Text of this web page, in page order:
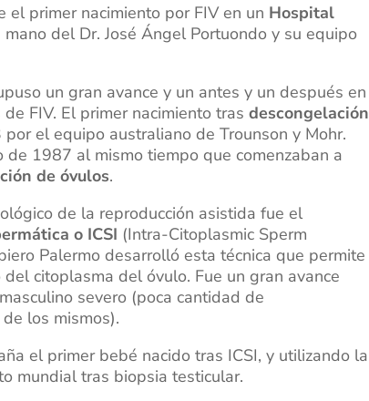
el primer nacimiento por FIV en un Hospital
del Dr. José Ángel Portuondo y su equipo
un gran avance y un antes y un después en
FIV. El primer nacimiento trasdescongelación
el equipo australiano de Trounson y Mohr.
de 1987 al mismo tiempo que comenzaban a
de óvulos.
de la reproducción asistida fue el
o ICSI (Intra-Citoplasmic Sperm
Palermo desarrolló esta técnica que permite
citoplasma del óvulo. Fue un gran avance
severo (poca cantidad de
los mismos).
el primer bebé nacido tras ICSI, y utilizando la
mundial tras biopsia testicular.